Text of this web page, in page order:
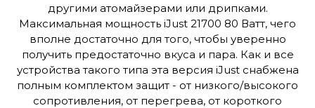
другими атомайзерами или дрипками.
Максимальная мощность iJust 21700 80 Ватт, чего
вполне достаточно для того, чтобы уверенно
получить предостаточно вкуса и пара. Как и все
устройства такого типа эта версия iJust снабжена
полным комплектом защит - от низкого/высокого
сопротивления, от перегрева, от короткого